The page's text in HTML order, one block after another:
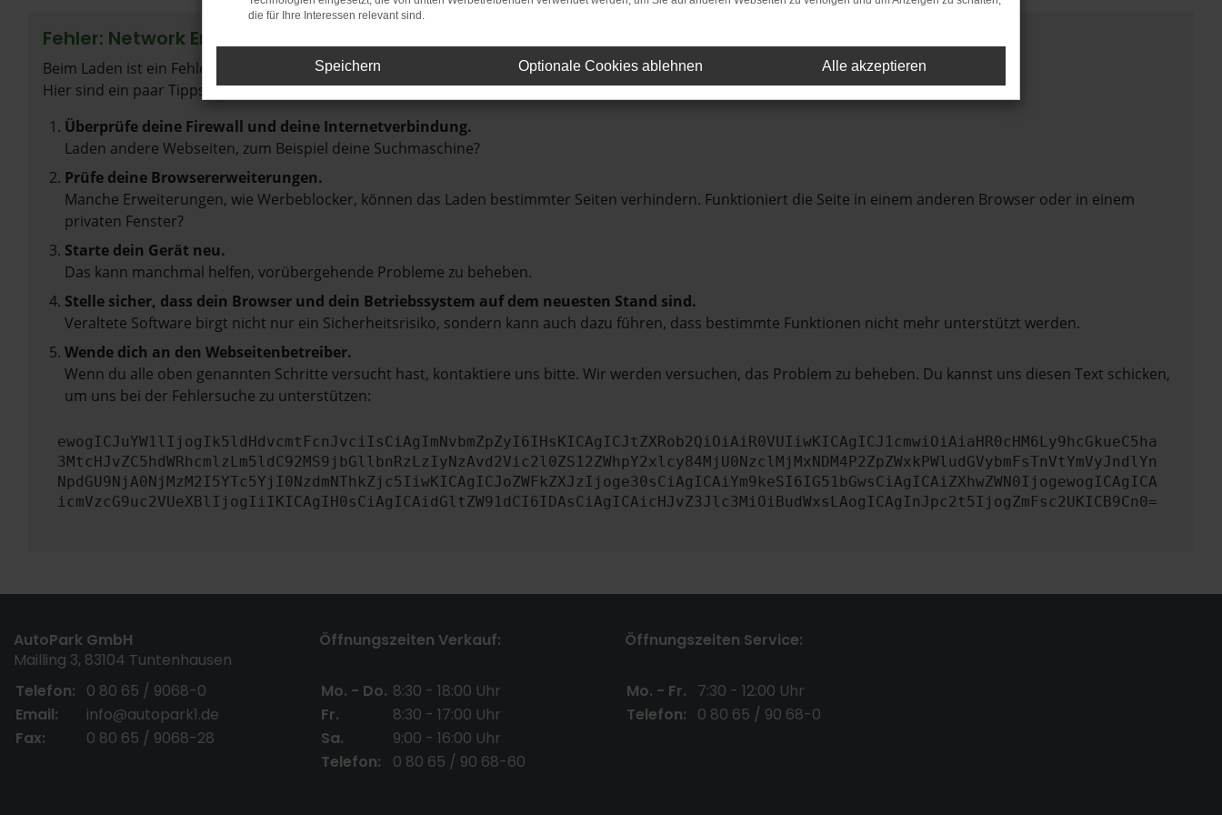
Fehler: Network Error
Beim Laden ist ein Fehler aufgetreten.
Hier sind ein paar Tipps, die dir helfen können:
Überprüfe deine Firewall und deine Internetverbindung.
Laden andere Webseiten, zum Beispiel deine Suchmaschine?
Prüfe deine Browsererweiterungen.
Manche Erweiterungen, wie Werbeblocker, können das Laden bestimmter Seiten verhindern. Funktioniert die Seite in einem anderen Browser oder in einem
privaten Fenster?
Starte dein Gerät neu.
Das kann manchmal helfen, vorübergehende Probleme zu beheben.
Stelle sicher, dass dein Browser und dein Betriebssystem auf dem neuesten Stand sind.
Veraltete Software birgt nicht nur ein Sicherheitsrisiko, sondern kann auch dazu führen, dass bestimmte Funktionen nicht mehr unterstützt werden.
Wende dich an den Webseitenbetreiber.
Wenn du alle oben genannten Schritte versucht hast, kontaktiere uns bitte. Wir werden versuchen, das Problem zu beheben. Du kannst uns diesen Text schicken,
um uns bei der Fehlersuche zu unterstützen:
ewogICJuYW1lIjogIk5ldHdvcmtFcnJvciIsCiAgImNvbmZpZyI6IHsKICAgICJtZXRob2QiOiAiR0VUIiwKICAgICJ1cmwiOiAiaHR0cHM6Ly9hcGkueC5ha
3MtcHJvZC5hdWRhcmlzLm5ldC92MS9jbGllbnRzLzIyNzAvd2Vic2l0ZS12ZWhpY2xlcy84MjU0NzclMjMxNDM4P2ZpZWxkPWludGVybmFsTnVtYmVyJndlYn
NpdGU9NjA0NjMzM2I5YTc5YjI0NzdmNThkZjc5IiwKICAgICJoZWFkZXJzIjoge30sCiAgICAiYm9keSI6IG51bGwsCiAgICAiZXhwZWN0IjogewogICAgICA
icmVzcG9uc2VUeXBlIjogIiIKICAgIH0sCiAgICAidGltZW91dCI6IDAsCiAgICAicHJvZ3Jlc3MiOiBudWxsLAogICAgInJpc2t5IjogZmFsc2UKICB9Cn0=
AutoPark GmbH
Mailling 3, 83104 Tuntenhausen
Telefon:
0 80 65 / 9068-0
Email:
info@autopark1.de
Fax:
0 80 65 / 9068-28
Öffnungszeiten Verkauf:
Mo. - Do. 8:30 - 18:00 Uhr
Fr.
8:30 - 17:00 Uhr
Sa.
9:00 - 16:00 Uhr
Telefon:
0 80 65 / 90 68-60
Öffnungszeiten Service:
Mo. - Fr.
7:30 - 12:00 Uhr
Telefon:
0 80 65 / 90 68-0
die für Ihre Interessen relevant sind.
Speichern Optionale Cookies ablehnen Alle akzeptieren